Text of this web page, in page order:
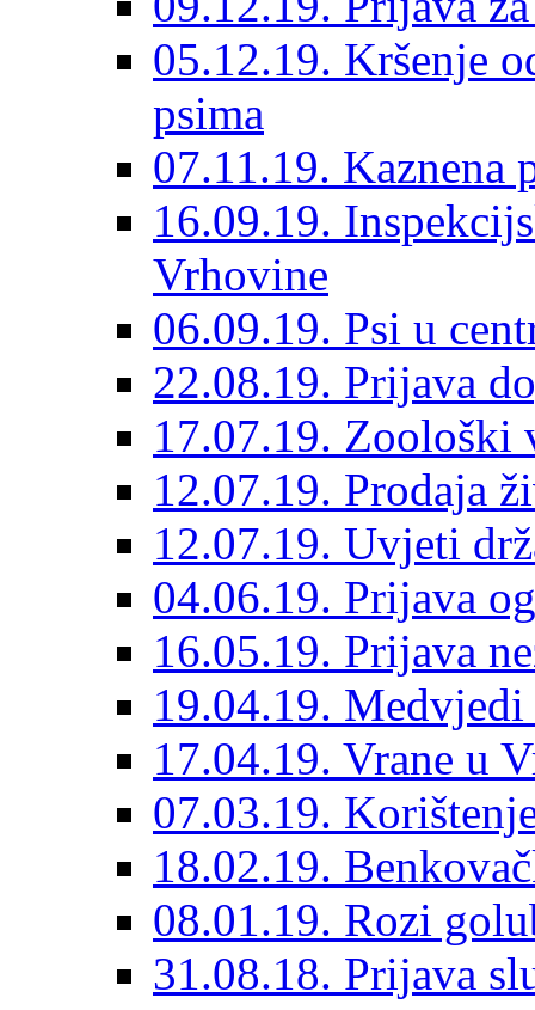
05.12.19. Kršenje
psima
07.11.19. Kaznena
16.09.19.
Vrhovine
06.09.19. Psi u
22.08.19. Prijava
17.07.19. Zoološki
12.07.19. Prodaja
12.07.19. Uvjeti
04.06.19. Prijava
16.05.19. Prijava
19.04.19.
17.04.19. Vrane u
07.03.19.
18.02.19.
08.01.19. Rozi
31.08.18. Prijava